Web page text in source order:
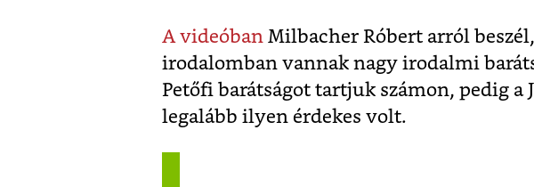
A videóban Milbacher Róbert arról
irodalomban vannak nagy irodalmi
Petőfi barátságot tartjuk számon, pedig a
legalább ilyen érdekes volt.